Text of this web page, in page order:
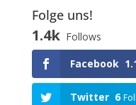
Folge uns!
1.4k Follows
Facebook
Twitter 6